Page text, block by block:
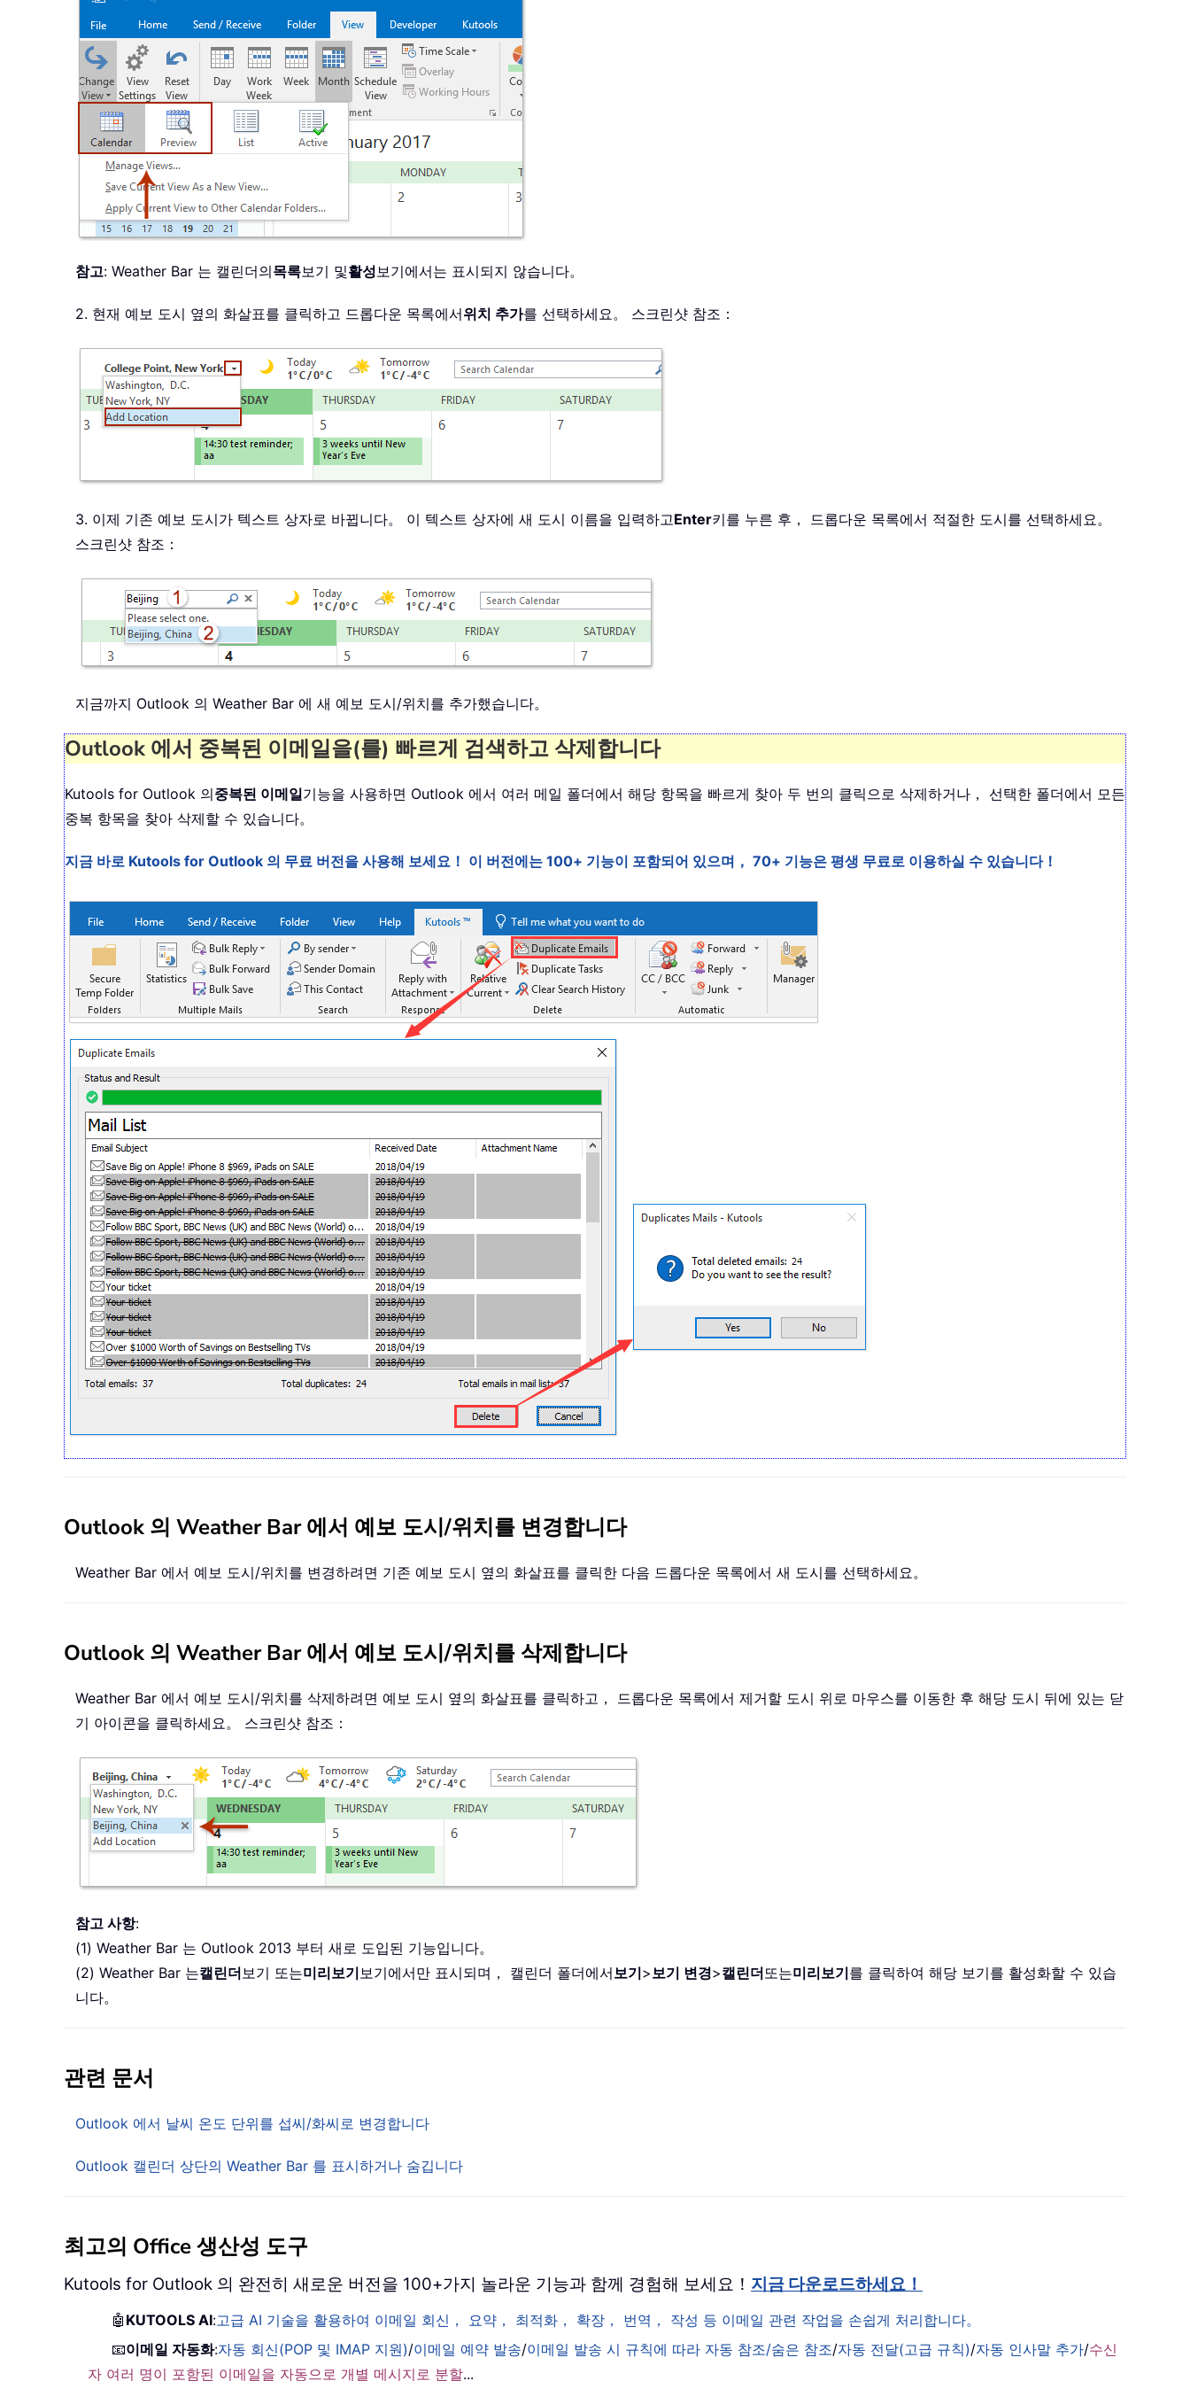
참고: Weather Bar 는 캘린더의목록보기 및활성보기에서는 표시되지 않습니다。
2. 현재 예보 도시 옆의 화살표를 클릭하고 드롭다운 목록에서위치 추가를 선택하세요。 스크린샷 참조：
3. 이제 기존 예보 도시가 텍스트 상자로 바뀝니다。 이 텍스트 상자에 새 도시 이름을 입력하고Enter키를 누른 후， 드롭다운 목록에서 적절한 도시를 선택하세요。
스크린샷 참조：
지금까지 Outlook 의 Weather Bar 에 새 예보 도시/위치를 추가했습니다。
Outlook 에서 중복된 이메일을(를) 빠르게 검색하고 삭제합니다
Kutools for Outlook 의중복된 이메일기능을 사용하면 Outlook 에서 여러 메일 폴더에서 해당 항목을 빠르게 찾아 두 번의 클릭으로 삭제하거나， 선택한 폴더에서 모든
중복 항목을 찾아 삭제할 수 있습니다。
지금 바로 Kutools for Outlook 의 무료 버전을 사용해 보세요！ 이 버전에는 100+ 기능이 포함되어 있으며， 70+ 기능은 평생 무료로 이용하실 수 있습니다！
Outlook 의 Weather Bar 에서 예보 도시/위치를 변경합니다
Weather Bar 에서 예보 도시/위치를 변경하려면 기존 예보 도시 옆의 화살표를 클릭한 다음 드롭다운 목록에서 새 도시를 선택하세요。
Outlook 의 Weather Bar 에서 예보 도시/위치를 삭제합니다
Weather Bar 에서 예보 도시/위치를 삭제하려면 예보 도시 옆의 화살표를 클릭하고， 드롭다운 목록에서 제거할 도시 위로 마우스를 이동한 후 해당 도시 뒤에 있는 닫
기 아이콘을 클릭하세요。 스크린샷 참조：
참고 사항:
(1) Weather Bar 는 Outlook 2013 부터 새로 도입된 기능입니다。
(2) Weather Bar 는캘린더보기 또는미리보기보기에서만 표시되며， 캘린더 폴더에서보기>보기 변경>캘린더또는미리보기를 클릭하여 해당 보기를 활성화할 수 있습
니다。
관련 문서
Outlook 에서 날씨 온도 단위를 섭씨/화씨로 변경합니다
Outlook 캘린더 상단의 Weather Bar 를 표시하거나 숨깁니다
최고의 Office 생산성 도구
Kutools for Outlook 의 완전히 새로운 버전을 100+가지 놀라운 기능과 함께 경험해 보세요！ 지금 다운로드하세요！
🤖 KUTOOLS AI:고급 AI 기술을 활용하여 이메일 회신， 요약， 최적화， 확장， 번역， 작성 등 이메일 관련 작업을 손쉽게 처리합니다。
📧이메일 자동화:자동 회신(POP 및 IMAP 지원)/이메일 예약 발송/이메일 발송 시 규칙에 따라 자동 참조/숨은 참조/자동 전달(고급 규칙)/자동 인사말 추가/수신
자 여러 명이 포함된 이메일을 자동으로 개별 메시지로 분할...